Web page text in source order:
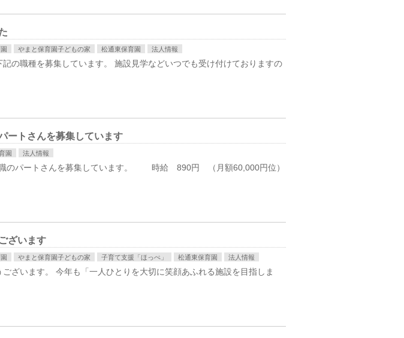
やまと保育園子どもの家 松通東保育園 法人情報
の職種を募集しています。 施設見学などいつでも受け付けておりますの
ートさんを募集しています
園 法人情報
職のパートさんを募集しています。 時給 890円 （月額60,000円位）
ざいます
やまと保育園子どもの家 子育て支援「ほっぺ」 松通東保育園 法人情報
ざいます。 今年も「一人ひとりを大切に笑顔あふれる施設を目指しま